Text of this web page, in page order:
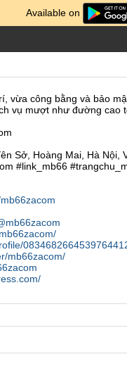
Available on
vừa công bằng và bảo
vụ mượt như đường cao
Sở, Hoàng Mai, Hà Nội,
#link_mb66
mb66zacom/